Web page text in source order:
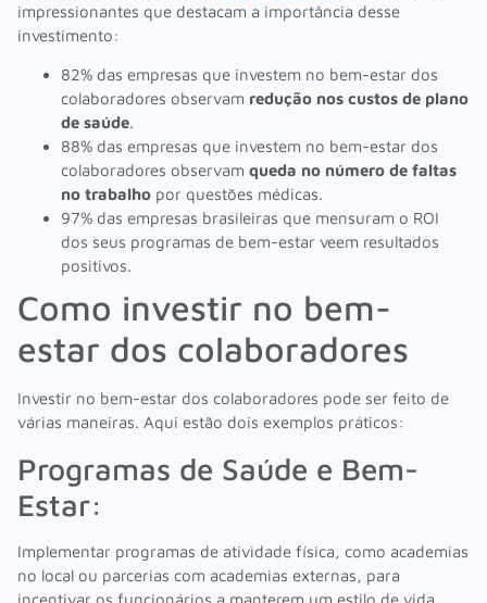
impressionantes que destacam a importância desse
investimento:
82% das empresas que investem no bem-estar dos
colaboradores observam redução nos custos de plano
de saúde.
88% das empresas que investem no bem-estar dos
colaboradores observam queda no número de faltas
no trabalho por questões médicas.
97% das empresas brasileiras que mensuram o ROI
dos seus programas de bem-estar veem resultados
positivos.
Como investir no bem-
estar dos colaboradores
Investir no bem-estar dos colaboradores pode ser feito de
várias maneiras. Aqui estão dois exemplos práticos:
Programas de Saúde e Bem-
Estar:
Implementar programas de atividade física, como academias
no local ou parcerias com academias externas, para
incentivar os funcionários a manterem um estilo de vida